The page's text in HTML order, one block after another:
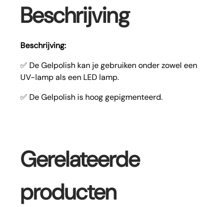
Beschrijving
Beschrijving:
✅ De Gelpolish kan je gebruiken onder zowel een
UV-lamp als een LED lamp.
✅ De Gelpolish is hoog gepigmenteerd.
Gerelateerde
producten